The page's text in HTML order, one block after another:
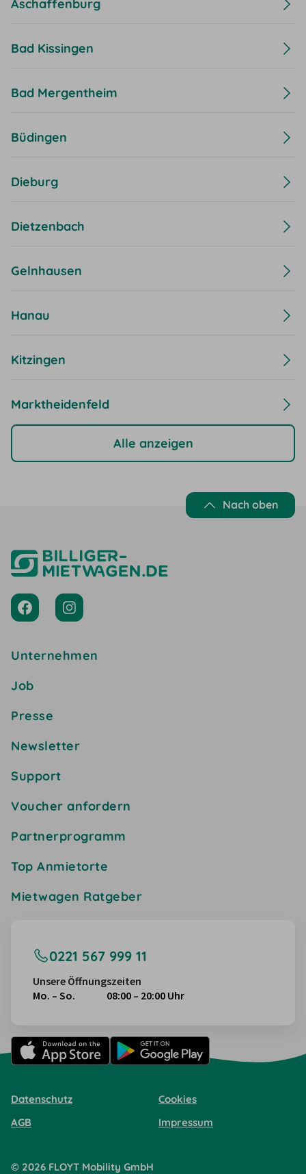
Aschaffenburg
Bad Kissingen
Bad Mergentheim
Büdingen
Dieburg
Dietzenbach
Gelnhausen
Hanau
Kitzingen
Marktheidenfeld
Alle anzeigen
Nach oben
Unternehmen
Job
Presse
Newsletter
Support
Voucher anfordern
Partnerprogramm
Top Anmietorte
Mietwagen Ratgeber
0221 567 999 11
Unsere Öffnungszeiten
Mo. – So.
08:00 – 20:00 Uhr
Datenschutz
Cookies
AGB
Impressum
© 2026 FLOYT Mobility GmbH